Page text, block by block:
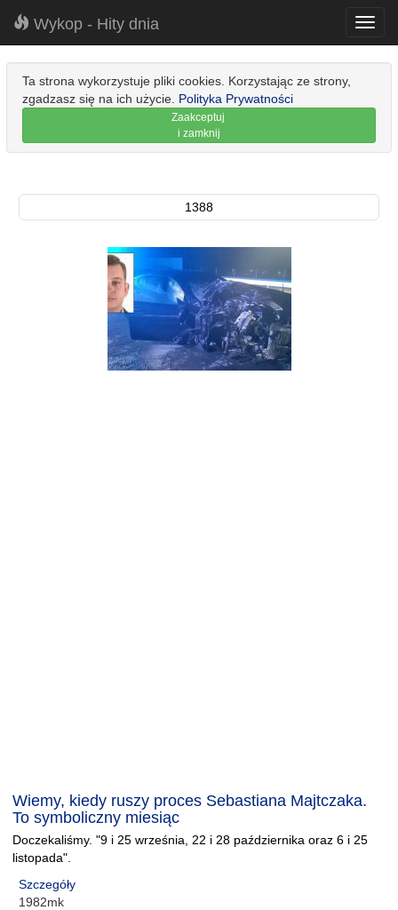
Wykop - Hity dnia
Ta strona wykorzystuje pliki cookies. Korzystając ze strony,
zgadzasz się na ich użycie. Polityka Prywatności
Zaakceptuj
i zamknij
1388
Wiemy, kiedy ruszy proces Sebastiana Majtczaka.
To symboliczny miesiąc
Doczekaliśmy. "9 i 25 września, 22 i 28 października oraz 6 i 25
listopada".
Szczegóły
1982mk